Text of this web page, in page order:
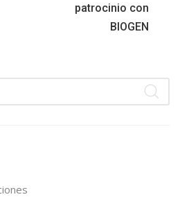
patrocinio con
BIOGEN